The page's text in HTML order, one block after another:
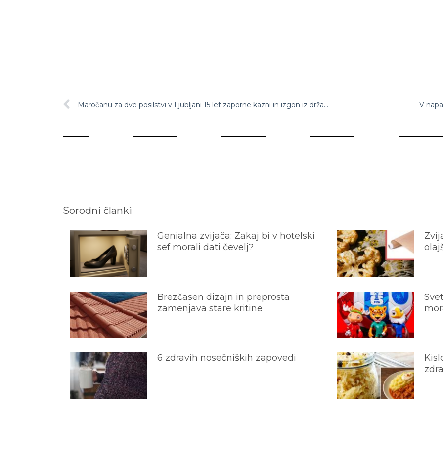
Maročanu za dve posilstvi v Ljubljani 15 let zaporne kazni in izgon iz države V
Sorodni članki
Genialna zvijača: Zakaj bi v hotelski
sef morali dati čevelj?
Brezčasen dizajn in preprosta
zamenjava stare kritine
6 zdravih nosečniških zapovedi